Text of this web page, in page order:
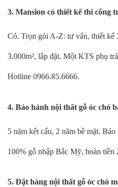
3. Mansion có thiết kế thi công
Có. Trọn gói A-Z: tư vấn, thiết kế
3.000m², lắp đặt. Một KTS phụ
Hotline 0966.85.6666.
4. Bảo hành nội thất gỗ óc chó
5 năm kết cấu, 2 năm bề mặt.
100% gỗ nhập Bắc Mỹ, hoàn tiền
5. Đặt hàng nội thất gỗ óc chó